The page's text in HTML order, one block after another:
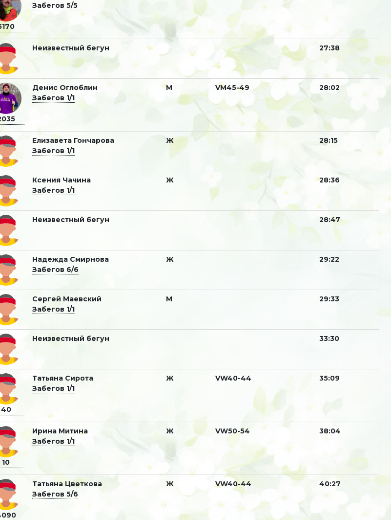
Забегов 5/5
Неизвестный бегун 27:38
Денис Оглоблин
Забегов 1/1
М VM45-49 28:02
Елизавета Гончарова
Забегов 1/1
Ж 28:15
Ксения Чачина
Забегов 1/1
Ж 28:36
Неизвестный бегун 28:47
Надежда Смирнова
Забегов 6/6
Ж 29:22
Сергей Маевский
Забегов 1/1
М 29:33
Неизвестный бегун 33:30
40
Татьяна Сирота
Забегов 1/1
Ж VW40-44 35:09
10
Ирина Митина
Забегов 1/1
Ж VW50-54 38:04
Татьяна Цветкова
Забегов 5/6
Ж VW40-44 40:27